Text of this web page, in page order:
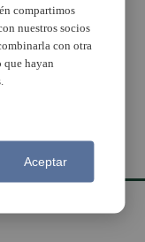
compartimos
nuestros socios
con otra
hayan
Aceptar